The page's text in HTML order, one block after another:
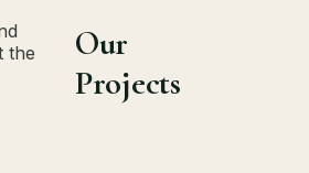
the
Our
Projects